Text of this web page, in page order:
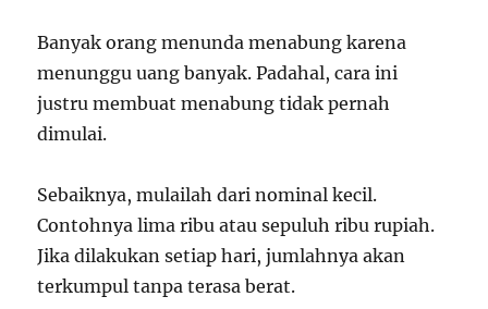
Banyak orang menunda menabung karena
menunggu uang banyak. Padahal, cara ini
justru membuat menabung tidak pernah
dimulai.
Sebaiknya, mulailah dari nominal kecil.
Contohnya lima ribu atau sepuluh ribu rupiah.
Jika dilakukan setiap hari, jumlahnya akan
terkumpul tanpa terasa berat.